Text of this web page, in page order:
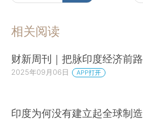
相关阅读
财新周刊｜把脉印度经济前路
2025年09月06日 APP打开
印度为何没有建立起全球制造